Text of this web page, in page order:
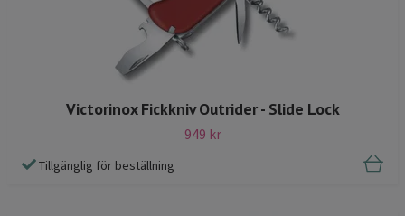
Victorinox Fickkniv Outrider - Slide Lock
949 kr
Tillgänglig för beställning